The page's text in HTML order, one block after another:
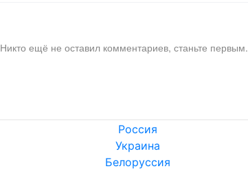
Никто ещё не оставил комментариев, станьте первым.
Россия
Украина
Белоруссия